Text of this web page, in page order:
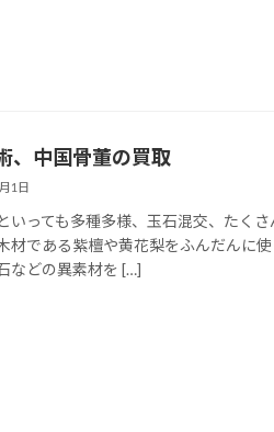
、中国骨董の買取
1日
いっても多種多様、玉石混交、たく
材である紫檀や黄花梨をふんだんに
などの異素材を […]